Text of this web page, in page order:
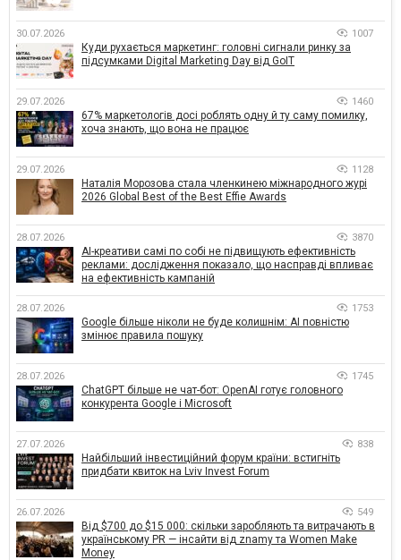
30.07.2026 1007
Куди рухається маркетинг: головні сигнали ринку за
підсумками Digital Marketing Day від GoIT
29.07.2026 1460
67% маркетологів досі роблять одну й ту саму помилку,
хоча знають, що вона не працює
29.07.2026 1128
Наталія Морозова стала членкинею міжнародного журі
2026 Global Best of the Best Effie Awards
28.07.2026 3870
AI-креативи самі по собі не підвищують ефективність
реклами: дослідження показало, що насправді впливає
на ефективність кампаній
28.07.2026 1753
Google більше ніколи не буде колишнім: AI повністю
змінює правила пошуку
28.07.2026 1745
ChatGPT більше не чат-бот: OpenAI готує головного
конкурента Google і Microsoft
27.07.2026 838
Найбільший інвестиційний форум країни: встигніть
придбати квиток на Lviv Invest Forum
26.07.2026 549
Від $700 до $15 000: скільки заробляють та витрачають в
українському PR — інсайти від znamy та Women Make
Money